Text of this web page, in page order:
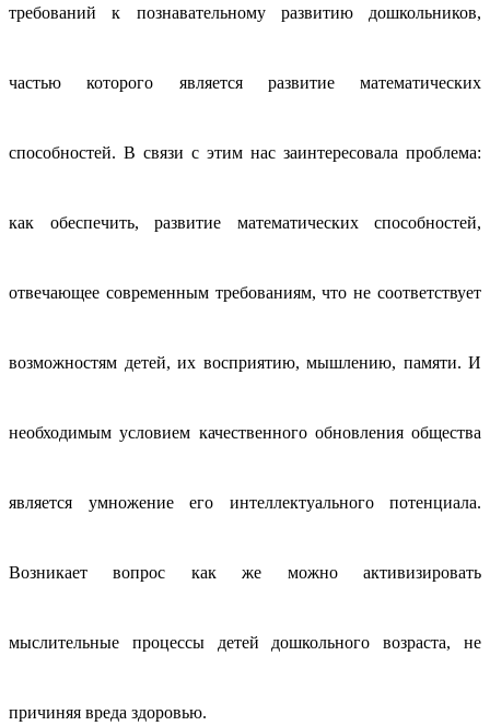
требований к познавательному развитию дошкольников,
частью которого является развитие математических
способностей. В связи с этим нас заинтересовала проблема:
как обеспечить, развитие математических способностей,
отвечающее современным требованиям, что не соответствует
возможностям детей, их восприятию, мышлению, памяти. И
необходимым условием качественного обновления общества
является умножение его интеллектуального потенциала.
Возникает вопрос как же можно активизировать
мыслительные процессы детей дошкольного возраста, не
причиняя вреда здоровью.